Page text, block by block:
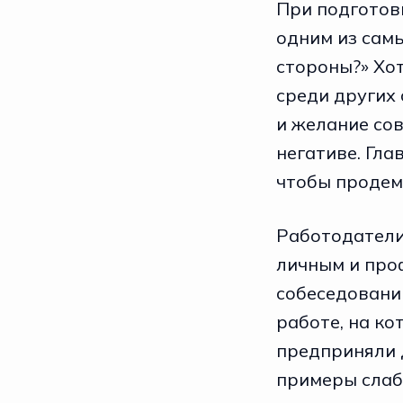
При
одним из
стороны?»
среди других
и желание
негативе.
чтобы
личным и
работе, на
предприняли
примеры